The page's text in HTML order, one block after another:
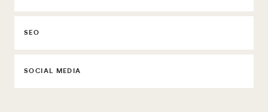
SEO
SOCIAL MEDIA